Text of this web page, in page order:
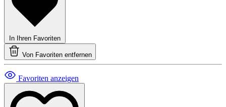
In Ihren Favoriten
Von Favoriten entfernen
Favoriten anzeigen